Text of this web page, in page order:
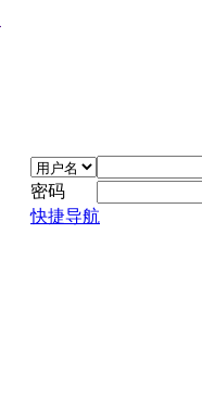
密码
快捷导航